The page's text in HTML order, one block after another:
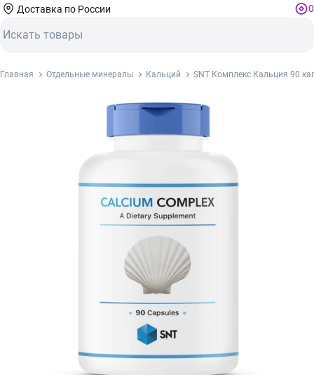
Доставка по России 0
Главная Отдельные минералы Кальций SNT Комплекс Кальция 90